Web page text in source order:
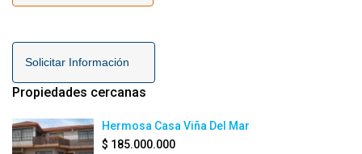
Solicitar Información
Propiedades cercanas
Hermosa Casa Viña Del Mar
$ 185.000.000